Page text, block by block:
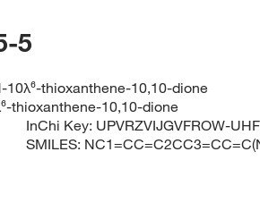
5
thioxanthene-10,10-dione
thioxanthene-10,10-dione
InChi Key: UPVRZVIJGVFROW-
SMILES: